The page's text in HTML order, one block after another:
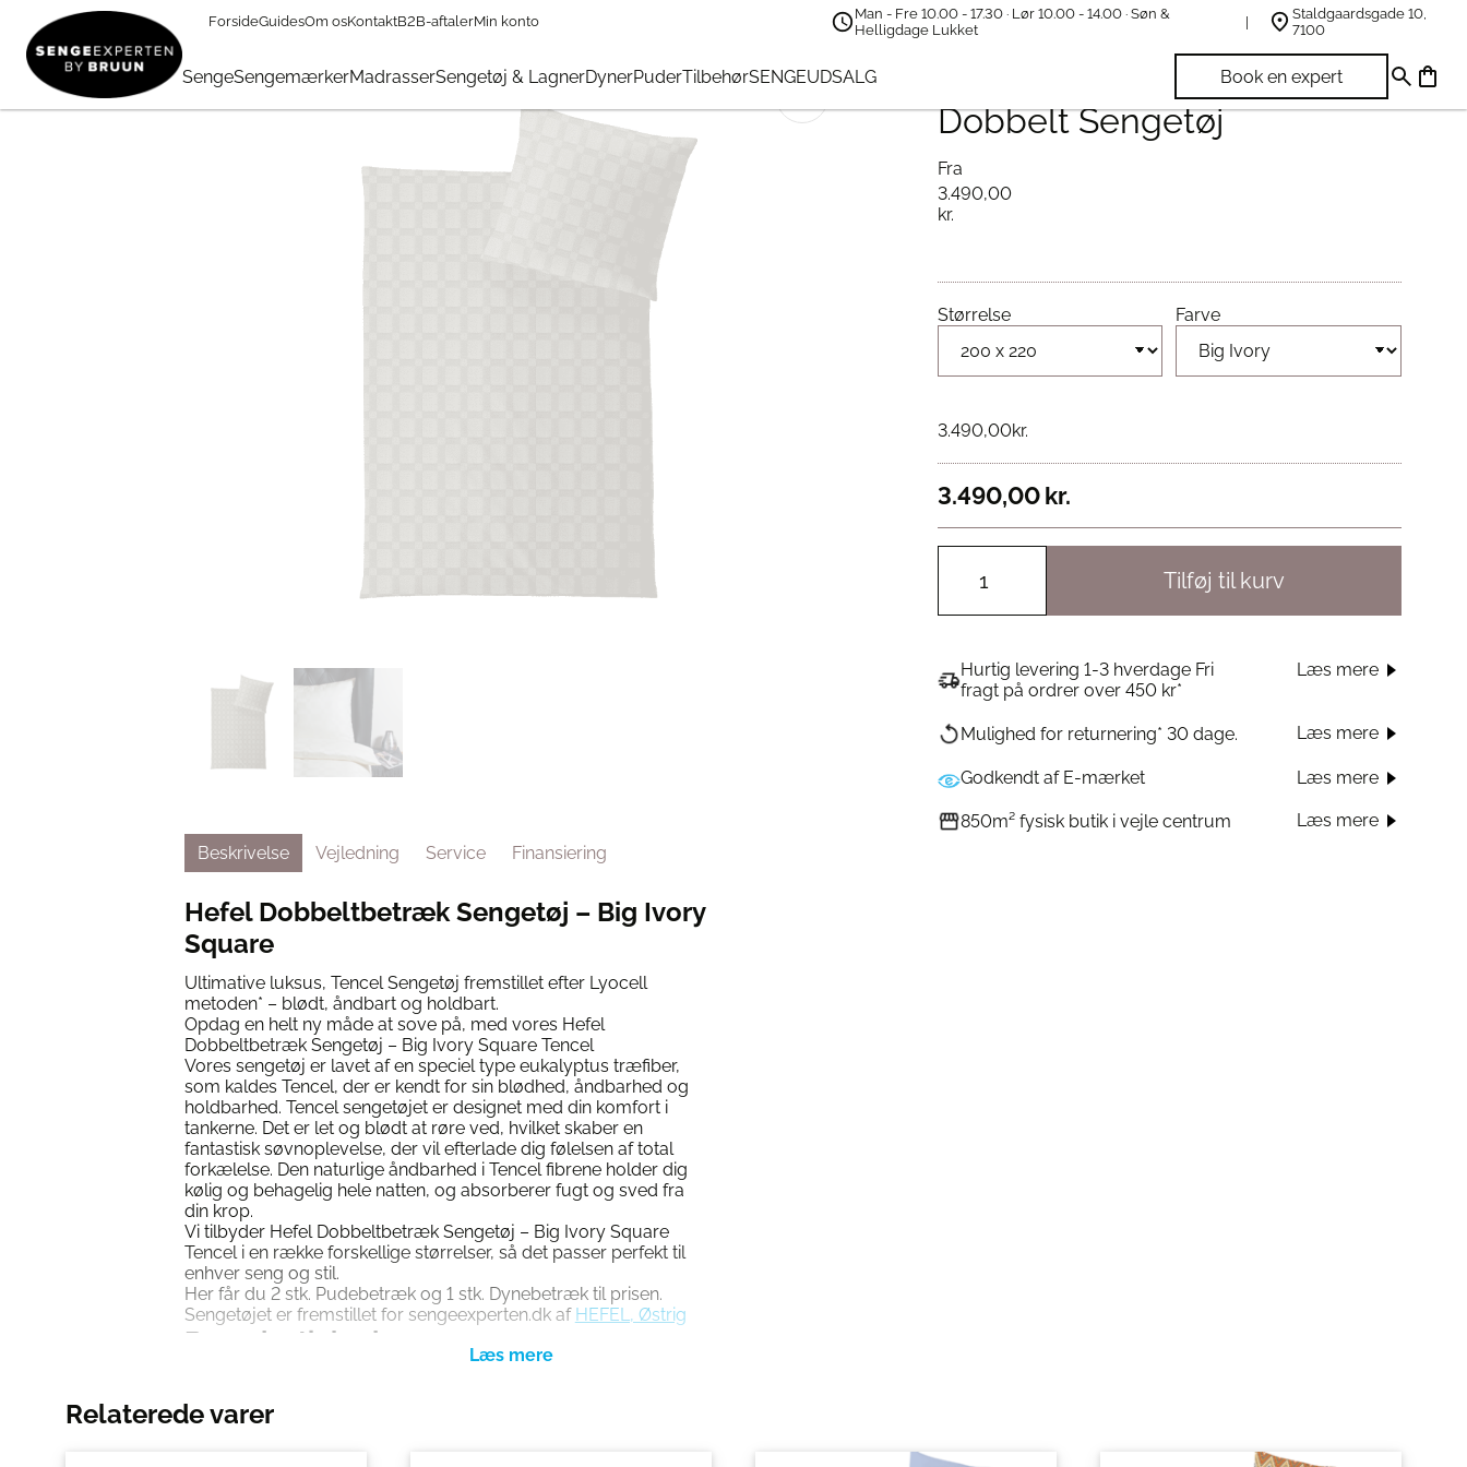
ForsideGuidesOm osKontaktB2B-aftalerMin konto
Man - Fre 10.00 - 17.30 · Lør 10.00 - 14.00 · Søn &
Helligdage Lukket
Staldgaardsgade 10,
7100
SengeSengemærkerMadrasserSengetøj & LagnerDynerPuderTilbehørSENGEUDSALG Book en expert
Sengetøj & Lagner → Sengetøj 240 x 220 cm → Hefel Big Ivory Square Dobbelt Sengetøj
🔍
Hefel Big Ivory Square
Dobbelt Sengetøj
Fra
3.490,00
kr.
Størrelse Farve
3.490,00kr.
3.490,00 kr.
Tilføj til kurv
Hurtig levering 1-3 hverdage Fri
fragt på ordrer over 450 kr*
Læs mere
Mulighed for returnering* 30 dage. Læs mere
Godkendt af E-mærket Læs mere
850m² fysisk butik i vejle centrum
Læs mere
Beskrivelse
Vejledning Service Finansiering
Hefel Dobbeltbetræk Sengetøj – Big Ivory
Square
Ultimative luksus, Tencel Sengetøj fremstillet efter Lyocell
metoden* – blødt, åndbart og holdbart.
Opdag en helt ny måde at sove på, med vores Hefel
Dobbeltbetræk Sengetøj – Big Ivory Square Tencel
Vores sengetøj er lavet af en speciel type eukalyptus træfiber,
som kaldes Tencel, der er kendt for sin blødhed, åndbarhed og
holdbarhed. Tencel sengetøjet er designet med din komfort i
tankerne. Det er let og blødt at røre ved, hvilket skaber en
fantastisk søvnoplevelse, der vil efterlade dig følelsen af total
forkælelse. Den naturlige åndbarhed i Tencel fibrene holder dig
kølig og behagelig hele natten, og absorberer fugt og sved fra
din krop.
Vi tilbyder Hefel Dobbeltbetræk Sengetøj – Big Ivory Square
Tencel i en række forskellige størrelser, så det passer perfekt til
enhver seng og stil.
Her får du 2 stk. Pudebetræk og 1 stk. Dynebetræk til prisen.
Sengetøjet er fremstillet for sengeexperten.dk af HEFEL, Østrig
Bæredygtighed
fiberen, som sengetøjet er lavet af, er fremstillet af træ fra
bæredygtige skovbrug, hvor træerne dyrkes specifikt til
Relaterede varer